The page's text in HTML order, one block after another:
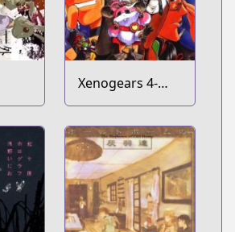
Xenogears 4-
koma Comic